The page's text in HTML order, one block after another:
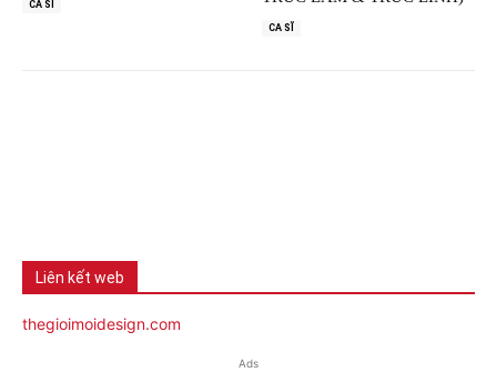
CA SĨ
CA SĨ
Liên kết web
thegioimoidesign.com
Ads